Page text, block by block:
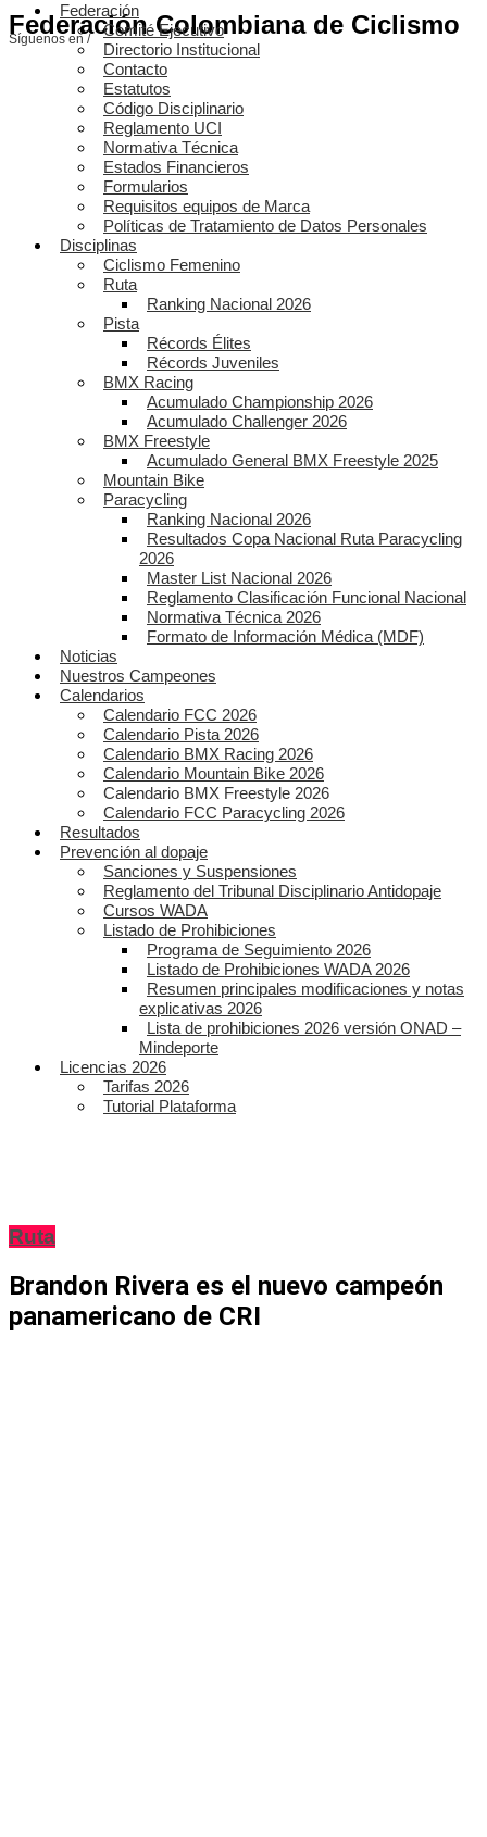
Federación Colombiana de Ciclismo
Síguenos en /
Federación
Comité Ejecutivo
Directorio Institucional
Contacto
Estatutos
Código Disciplinario
Reglamento UCI
Normativa Técnica
Estados Financieros
Formularios
Requisitos equipos de Marca
Políticas de Tratamiento de Datos Personales
Disciplinas
Ciclismo Femenino
Ruta
Ranking Nacional 2026
Pista
Récords Élites
Récords Juveniles
BMX Racing
Acumulado Championship 2026
Acumulado Challenger 2026
BMX Freestyle
Acumulado General BMX Freestyle 2025
Mountain Bike
Paracycling
Ranking Nacional 2026
Resultados Copa Nacional Ruta Paracycling
2026
Master List Nacional 2026
Reglamento Clasificación Funcional Nacional
Normativa Técnica 2026
Formato de Información Médica (MDF)
Noticias
Nuestros Campeones
Calendarios
Calendario FCC 2026
Calendario Pista 2026
Calendario BMX Racing 2026
Calendario Mountain Bike 2026
Calendario BMX Freestyle 2026
Calendario FCC Paracycling 2026
Resultados
Prevención al dopaje
Sanciones y Suspensiones
Reglamento del Tribunal Disciplinario Antidopaje
Cursos WADA
Listado de Prohibiciones
Programa de Seguimiento 2026
Listado de Prohibiciones WADA 2026
Resumen principales modificaciones y notas
explicativas 2026
Lista de prohibiciones 2026 versión ONAD –
Mindeporte
Licencias 2026
Tarifas 2026
Tutorial Plataforma
Ruta
Brandon Rivera es el nuevo campeón
panamericano de CRI